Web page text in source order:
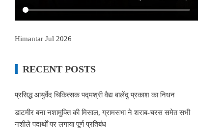
Himantar Jul 2026
RECENT POSTS
प्रसिद्ध आयुर्वेद चिकित्सक पद्मश्री वैद्य बालेंदु प्रकाश का निधन
डाटमीर बना नशामुक्ति की मिसाल, ग्रामसभा ने शराब-चरस समेत सभी
नशीले पदार्थों पर लगाया पूर्ण प्रतिबंध